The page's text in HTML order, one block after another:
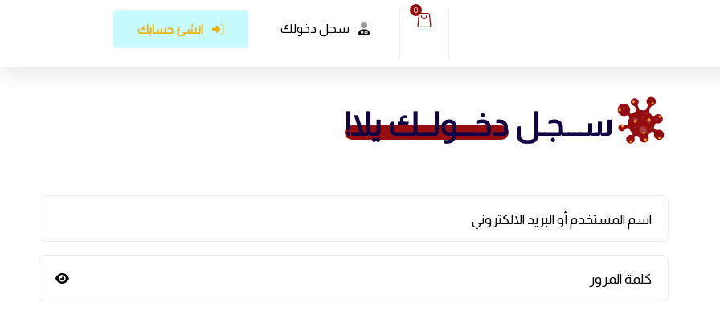
0
سجل دخولك انشئ حسابك
ســـجـلدخـــولــك يلا!
اسم المستخدم أو البريد الالكتروني
كلمة المرور